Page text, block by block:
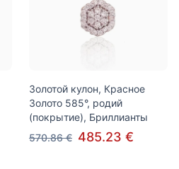
Золотой кулон, Красное
Золото 585°, родий
(покрытие), Бриллианты
570.86 € 485.23 €